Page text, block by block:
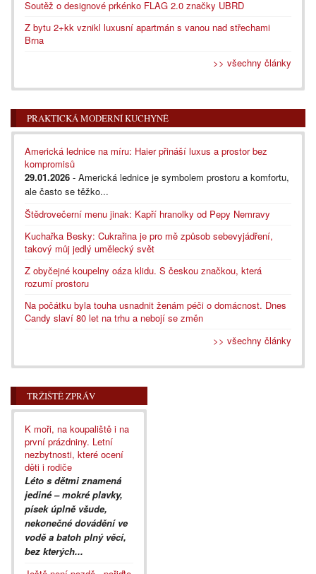
Soutěž o designové prkénko FLAG 2.0 značky UBRD
Z bytu 2+kk vznikl luxusní apartmán s vanou nad střechami
Brna
>> všechny články
PRAKTICKÁ MODERNÍ KUCHYNĚ
Americká lednice na míru: Haier přináší luxus a prostor bez
kompromisů
29.01.2026 - Americká lednice je symbolem prostoru a komfortu,
ale často se těžko...
Štědrovečerní menu jinak: Kapří hranolky od Pepy Nemravy
Kuchařka Besky: Cukrařina je pro mě způsob sebevyjádření,
takový můj jedlý umělecký svět
Z obyčejné koupelny oáza klidu. S českou značkou, která
rozumí prostoru
Na počátku byla touha usnadnit ženám péči o domácnost. Dnes
Candy slaví 80 let na trhu a nebojí se změn
>> všechny články
TRŽIŠTĚ ZPRÁV
K moři, na koupaliště i na
první prázdniny. Letní
nezbytnosti, které ocení
děti i rodiče
Léto s dětmi znamená
jediné – mokré plavky,
písek úplně všude,
nekonečné dovádění ve
vodě a batoh plný věcí,
bez kterých...